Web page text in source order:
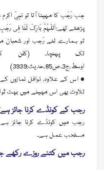
جب رَجَب کا مہینا آتا تو نبِیِّ اکرم
پڑھتے تھے:اَللّٰہُمَّ بَارِکْ لَنَا فِی
تو ہمارے لئے رَجب اور شعبان
اوسط،ج3،ص85،حدیث:3939)
• اس کے علاوہ، نوافل نمازوں کے
تلاوت بھی اس مہینے میں بہت
رجب کے کونڈے کرنا جائز
رجب میں کونڈے کرنا جائز
مستحب عمل ہے۔
رجب میں کتنے روزے رکھے